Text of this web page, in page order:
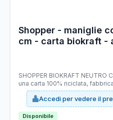
Shopper - maniglie
cm - carta biokraft -
SHOPPER BIOKRAFT NEUTRO
una carta 100% riciclata,
selezionati di altissima qualità,
prodotto e di colorazione; è
COMPOSTABILE. Dimensioni:
da 90gr.
Accedi per vedere il
Disponibile